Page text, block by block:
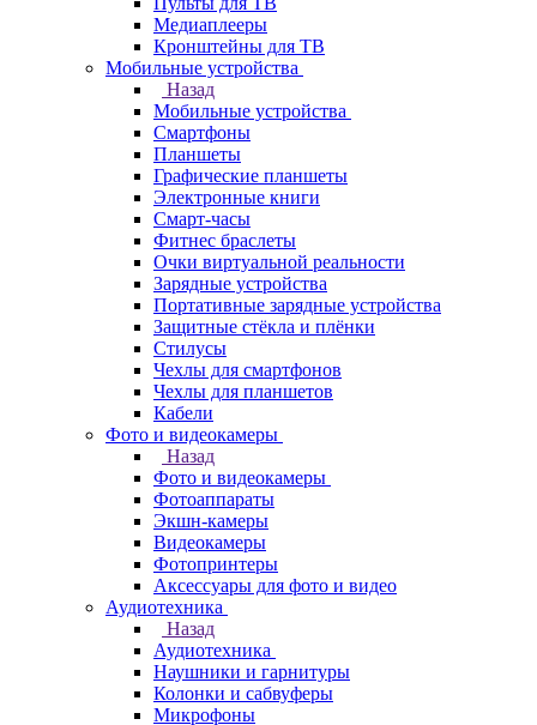
Медиаплееры
Кронштейны для ТВ
Мобильные устройства
Назад
Мобильные устройства
Смартфоны
Планшеты
Графические планшеты
Электронные книги
Смарт-часы
Фитнес браслеты
Очки виртуальной реальности
Зарядные устройства
Портативные зарядные устройства
Защитные стёкла и плёнки
Стилусы
Чехлы для смартфонов
Чехлы для планшетов
Кабели
Фото и видеокамеры
Назад
Фото и видеокамеры
Фотоаппараты
Экшн-камеры
Видеокамеры
Фотопринтеры
Аксессуары для фото и видео
Аудиотехника
Назад
Аудиотехника
Наушники и гарнитуры
Колонки и сабвуферы
Микрофоны